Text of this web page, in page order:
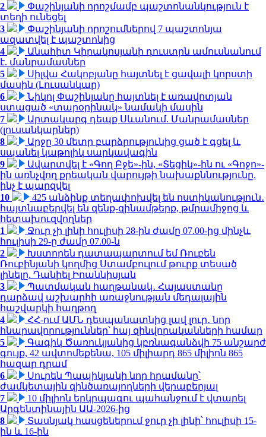
2
Փաշինյանի որոշմամբ պաշտոնանկություն է
տեղի ունեցել
3
Փաշինյանի որոշումներով 7 պաշտոնյա
ազատվել է պաշտոնից
4
Անահիտ Կիրակոսյանի դուստրն ամուսնանում
է. մանրամասներ
5
Սիլվա Հակոբյանը հայտնել է ցավալի կորստի
մասին (Լուսանկար)
6
Նիկոլ Փաշինյանը հայտնել է առավոտյան
ստացած «տարօրինակ» նամակի մասին
7
Արտակարգ դեպք Սևանում. Մանրամասներ
(լուսանկարներ)
8
Արջը 30 մետր բարձրությունից ցած է գցել և
սպանել կաթոլիկ սարկավագին
9
Ավարտվել է «Գող Բջե»-ին, «Տեցիկ»-ին ու «Գոջո»-
ին առնչվող քրեական վարույթի նախաքննությունը.
ինչ է պարզվել
10
425 անձինք տեղափոխվել են ոստիկանություն․
հայտնաբերվել են զենք-զինամթերք, թմրամիջոց և
հետախուզվողներ
1
Ջուր չի լինի հուլիսի 28-ին ժամը 07.00-ից մինչև
հուլիսի 29-ը ժամը 07.00-ն
2
Խստորեն դատապարտում եմ Ռուբեն
Ռուբինյանի կողմից Ստամբուլում թուրք տեսած
լինելը. Դանիել Իոաննիսյան
3
Պատմական հաղթանակ․ Հայաստանը
դարձավ աշխարհի առաջնության մեդալային
հաշվարկի հաղթող
4
ՀՀ-ում ԱՄՆ դեսպանատնից լավ լուր․ նոր
հնարավորություններ՝ հայ զինվորականների համար
5
Գագիկ Ծառուկյանից կբռնագանձվի 75 անշարժ
գույք, 42 ավտոմեքենա, 105 միլիարդ 865 միլիոն 865
հազար դրամ
6
Սուրեն Պապիկյանի նոր հրամանը՝
ժամկետային զինծառայողների վերաբերյալ
7
10 միլիոն երկրպագու պահանջում է վտարել
Արգենտինային ԱԱ-2026-ից
8
Տասնյակ հասցեներում ջուր չի լինի՝ հուլիսի 15-
ին և 16-ին